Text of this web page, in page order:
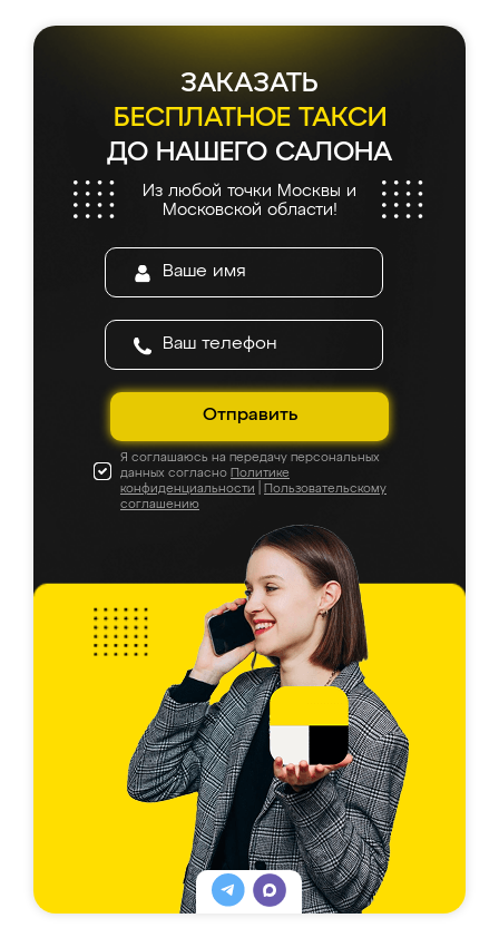
ЗАКАЗАТЬ
БЕСПЛАТНОЕ ТАКСИ
ДО НАШЕГО САЛОНА
Из любой точки Москвы и
Московской области!
Отправить
Я соглашаюсь на передачу персональных
данных согласно Политике
конфиденциальности
Пользовательскому
соглашению